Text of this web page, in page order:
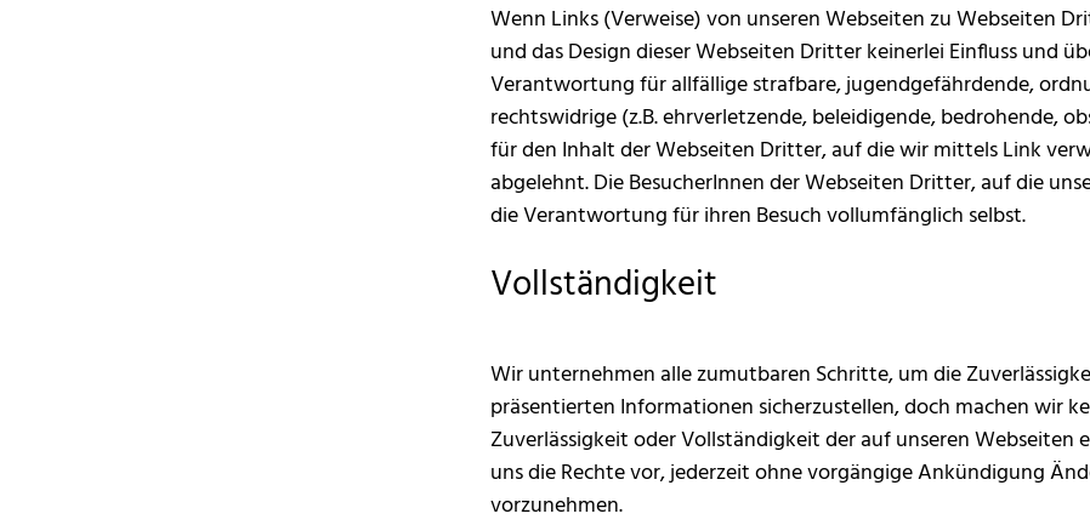
Wenn Links (Verweise) von unseren Webseiten zu Webseiten
und das Design dieser Webseiten Dritter keinerlei Einfluss und
Verantwortung für allfällige strafbare, jugendgefährdende,
rechtswidrige (z.B. ehrverletzende, beleidigende, bedrohende,
für den Inhalt der Webseiten Dritter, auf die wir mittels Link
abgelehnt. Die BesucherInnen der Webseiten Dritter, auf die
die Verantwortung für ihren Besuch vollumfänglich selbst.
Vollständigkeit
Wir unternehmen alle zumutbaren Schritte, um die
präsentierten Informationen sicherzustellen, doch machen wir
Zuverlässigkeit oder Vollständigkeit der auf unseren
uns die Rechte vor, jederzeit ohne vorgängige Ankündigung
vorzunehmen.